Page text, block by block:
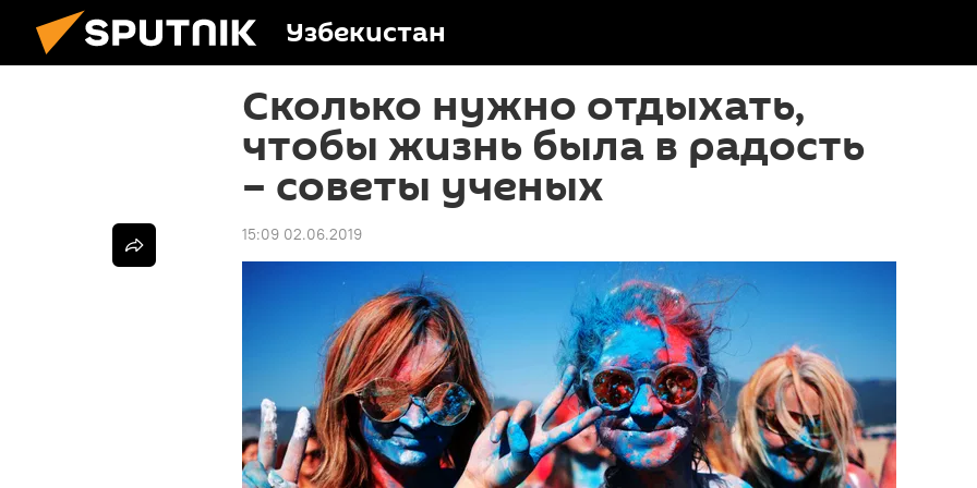
Узбекистан
Сколько нужно отдыхать,
чтобы жизнь была в радость
– советы ученых
15:09 02.06.2019